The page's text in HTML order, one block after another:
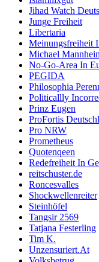
Jihad Watch
Junge Freiheit
Libertaria
Meinungsfreiheit
Michael
No-Go-Area In
PEGIDA
Philosophia
Politicallly
Prinz Eugen
ProFortis
Pro NRW
Prometheus
Quotenqeen
Redefreiheit In
reitschuster.de
Roncesvalles
Shockwellenreiter
Steinhöfel
Tangsir 2569
Tatjana Festerling
Tim K.
Unzensuriert.At